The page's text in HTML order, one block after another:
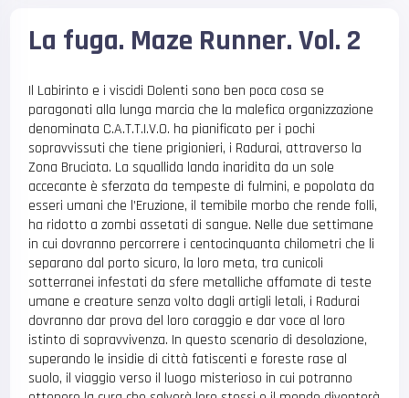
La fuga. Maze Runner. Vol. 2
Il Labirinto e i viscidi Dolenti sono ben poca cosa se
paragonati alla lunga marcia che la malefica organizzazione
denominata C.A.T.T.I.V.O. ha pianificato per i pochi
sopravvissuti che tiene prigionieri, i Radurai, attraverso la
Zona Bruciata. La squallida landa inaridita da un sole
accecante è sferzata da tempeste di fulmini, e popolata da
esseri umani che l’Eruzione, il temibile morbo che rende folli,
ha ridotto a zombi assetati di sangue. Nelle due settimane
in cui dovranno percorrere i centocinquanta chilometri che li
separano dal porto sicuro, la loro meta, tra cunicoli
sotterranei infestati da sfere metalliche affamate di teste
umane e creature senza volto dagli artigli letali, i Radurai
dovranno dar prova del loro coraggio e dar voce al loro
istinto di sopravvivenza. In questo scenario di desolazione,
superando le insidie di città fatiscenti e foreste rase al
suolo, il viaggio verso il luogo misterioso in cui potranno